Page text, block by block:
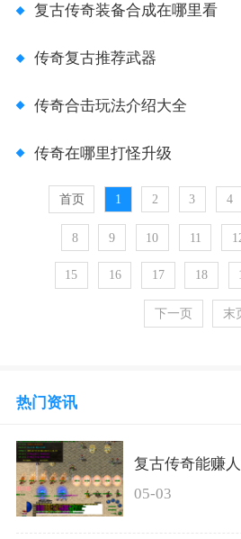
复古传奇装备合成在哪里看
传奇复古推荐武器
传奇合击玩法介绍大全
传奇在哪里打怪升级
首页 1 2 3 4
8 9 10 11
15 16 17 18
下一页 末
热门资讯
复古传奇能赚
05-03